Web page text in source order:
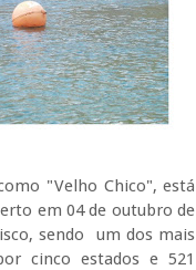
"Velho Chico", está
em 04 de outubro de
sendo um dos mais
cinco estados e 521